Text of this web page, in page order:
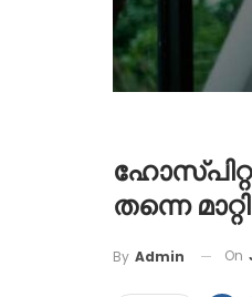
തന്നെ
By Admin On